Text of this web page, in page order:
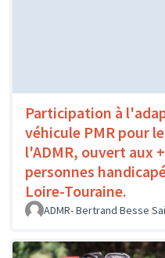
Participation à
véhicule PMR pour
l'ADMR, ouvert aux
personnes
Loire-Touraine.
ADMR- Bertrand Besse